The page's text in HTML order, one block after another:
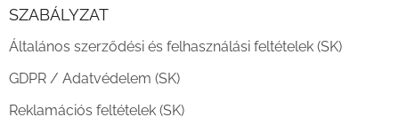
SZABÁLYZAT
Általános szerződési és felhasználási feltételek (SK)
GDPR / Adatvédelem (SK)
Reklamációs feltételek (SK)